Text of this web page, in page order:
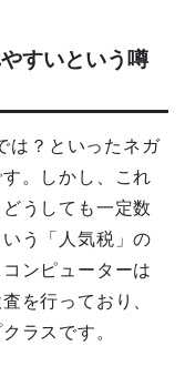
すいという噂
は？といったネガ
。しかし、これ
うしても一定数
う「人気税」の
ンピューターは
を行っており、
ラスです。